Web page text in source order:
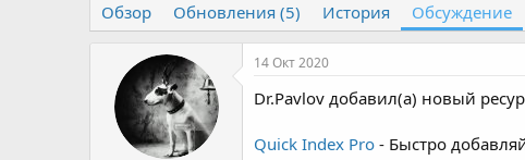
о
р
т
е
м
ы
т
а
а
ч
а
а
Обзор Обновления (5) История Обсуждение
14 Окт 2020
Dr.Pavlov добавил(а) новый
Quick Index Pro - Быстро